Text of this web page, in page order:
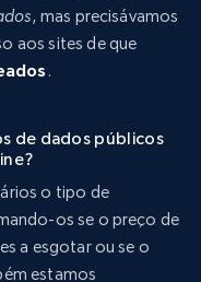
, mas precisávamos
aos sites de que
.
de dados públicos
o tipo de
os se o preço de
a esgotar ou se o
estamos